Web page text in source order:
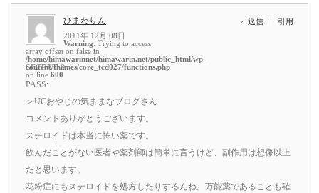
ひまわりん
2011年 12月 08日
Warning: Trying to access
array offset on false in
/home/himawarinnet/himawarin.net/public_html/wp-
content/themes/core_tcd027/functions.php
on line 600
返信 引用
SECRET: 0
PASS:
＞UCおやじの気ままなブログさん
コメントありがとうございます。
ステロイドは本当に怖い薬です。
飲んだことがない医者や薬剤師は簡単に言うけど、副作用は想像以上
だと思います。
花粉症にもステロイドを処方したりするんね。万能薬であることも確